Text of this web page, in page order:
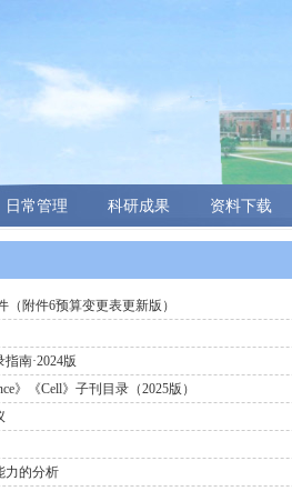
日常管理 科研成果 资料下载
（附件6预算变更表更新版）
南·2024版
》《Cell》子刊目录（2025版）
力的分析